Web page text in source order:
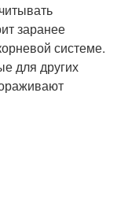
заранее
системе.
для других